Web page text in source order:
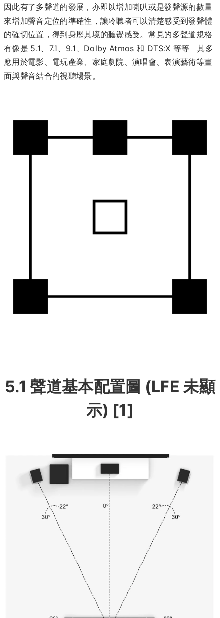
因此有了多聲道的發展，亦即以增加喇叭或是發聲源的數量
來增加聲音定位的準確性，讓聆聽者可以清楚感受到發聲體
的確切位置，得到身歷其境的聽覺感受。常見的多聲道規格
有像是 5.1、7.1、9.1、Dolby Atmos 和 DTS:X 等等，其多
應用於電影、電玩產業、家庭劇院、演唱會、表演藝術等畫
面與聲音結合的視聽場景。
5.1 聲道基本配置圖 (LFE 未顯
示) [1]